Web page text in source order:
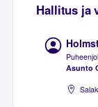
Hallitus ja
Asunto